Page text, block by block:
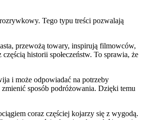
Tego typu treści pozwalają
przewożą towary, inspirują filmowców,
historii społeczeństw. To sprawia, że
i może odpowiadać na potrzeby
sposób podróżowania. Dzięki temu
coraz częściej kojarzy się z wygodą.